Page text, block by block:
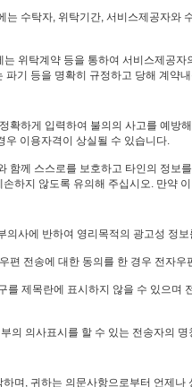
는 수탁자, 위탁기간, 서비스제공자와
위탁계약 등을 통하여 서비스제공
파기 등을 명확히 규정하고 당해 계약
확하게 입력하여 불의의 사고를 예방
우 이용자격이 상실될 수 있습니다.
함께 스스로를 보호하고 타인의 정보
하지 않도록 유의해 주십시오. 만약
의사에 반하여 영리목적의 광고성 정
편 전송에 대한 동의를 한 경우 전자
제목란에 표시하지 않을 수 있으며
의 의사표시를 할 수 있는 전송자의
며, 귀하는 의문사항으로부터 언제나